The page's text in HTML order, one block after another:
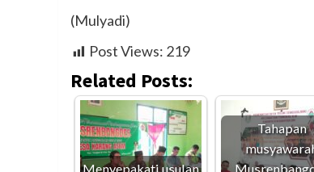
(Mulyadi)
Post Views: 219
Related Posts:
Menyepakati usulan
Tahapan